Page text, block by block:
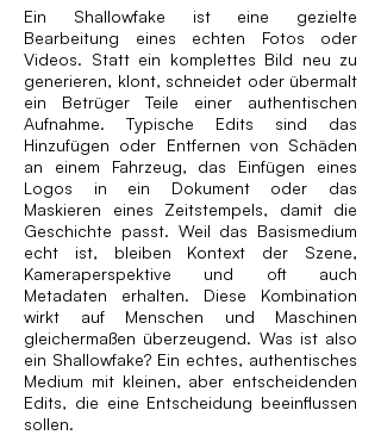
Ein Shallowfake ist eine gezielte
Bearbeitung eines echten Fotos oder
Videos. Statt ein komplettes Bild neu zu
generieren, klont, schneidet oder übermalt
ein Betrüger Teile einer authentischen
Aufnahme. Typische Edits sind das
Hinzufügen oder Entfernen von Schäden
an einem Fahrzeug, das Einfügen eines
Logos in ein Dokument oder das
Maskieren eines Zeitstempels, damit die
Geschichte passt. Weil das Basismedium
echt ist, bleiben Kontext der Szene,
Kameraperspektive und oft auch
Metadaten erhalten. Diese Kombination
wirkt auf Menschen und Maschinen
gleichermaßen überzeugend. Was ist also
ein Shallowfake? Ein echtes, authentisches
Medium mit kleinen, aber entscheidenden
Edits, die eine Entscheidung beeinflussen
sollen.